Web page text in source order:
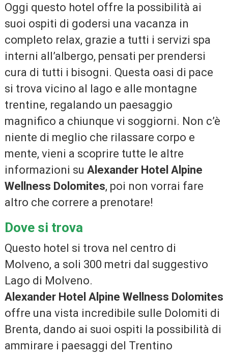
Oggi questo hotel offre la possibilità ai
suoi ospiti di godersi una vacanza in
completo relax, grazie a tutti i servizi spa
interni all’albergo, pensati per prendersi
cura di tutti i bisogni. Questa oasi di pace
si trova vicino al lago e alle montagne
trentine, regalando un paesaggio
magnifico a chiunque vi soggiorni. Non c’è
niente di meglio che rilassare corpo e
mente, vieni a scoprire tutte le altre
informazioni su Alexander Hotel Alpine
Wellness Dolomites, poi non vorrai fare
altro che correre a prenotare!
Dove si trova
Questo hotel si trova nel centro di
Molveno, a soli 300 metri dal suggestivo
Lago di Molveno.
Alexander Hotel Alpine Wellness Dolomites
offre una vista incredibile sulle Dolomiti di
Brenta, dando ai suoi ospiti la possibilità di
ammirare i paesaggi del Trentino